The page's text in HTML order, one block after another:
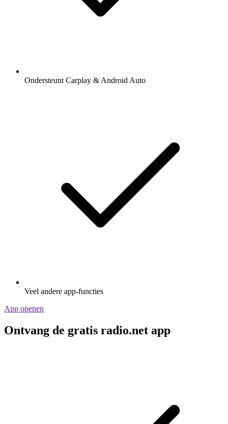
Ondersteunt Carplay & Android Auto
Veel andere app-functies
App openen
Ontvang de gratis radio.net app